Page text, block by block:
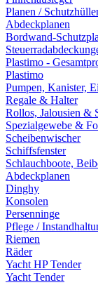
Planen /
Abdeckplanen
Bordwand-
Plastimo -
Plastimo
Pumpen, Kanister,
Regale & Halter
Rollos, Jalousien &
Spezialgewebe &
Scheibenwischer
Schiffsfenster
Schlauchboote,
Abdeckplanen
Dinghy
Konsolen
Persenninge
Pflege /
Riemen
Räder
Yacht HP Tender
Yacht Tender